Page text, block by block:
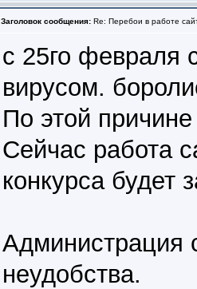
Заголовок сообщения: Re: Перебои в работе
с 25го февраля
вирусом.
По этой
Сейчас работа
конкурса будет
Администрация
неудобства.